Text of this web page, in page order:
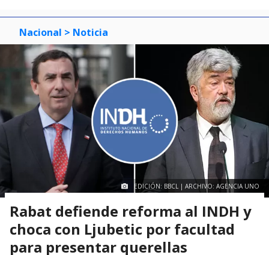
Nacional > Noticia
EDICIÓN: BBCL | ARCHIVO: AGENCIA UNO
Rabat defiende reforma al INDH y
choca con Ljubetic por facultad
para presentar querellas